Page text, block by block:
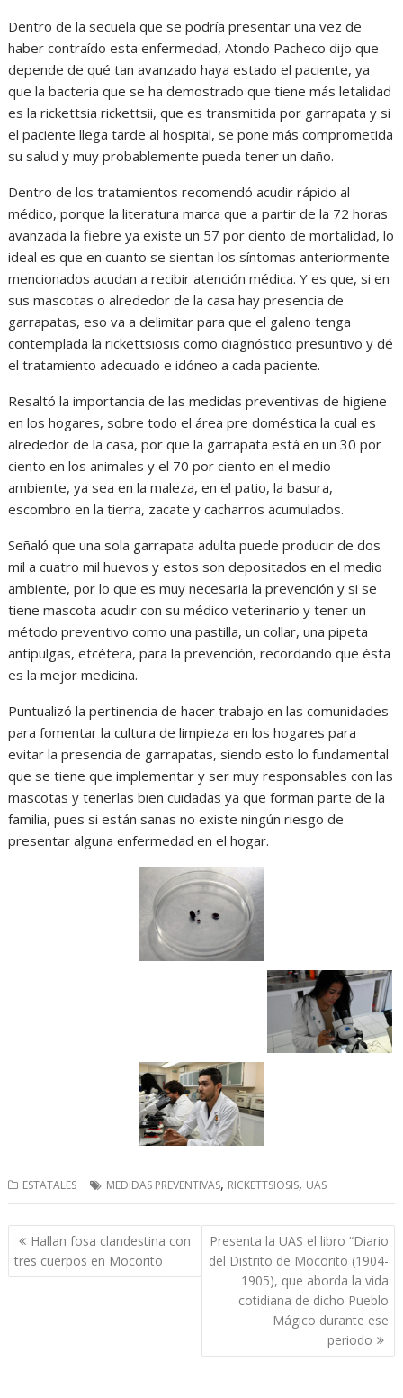
Dentro de la secuela que se podría presentar una vez de
haber contraído esta enfermedad, Atondo Pacheco dijo que
depende de qué tan avanzado haya estado el paciente, ya
que la bacteria que se ha demostrado que tiene más letalidad
es la rickettsia rickettsii, que es transmitida por garrapata y si
el paciente llega tarde al hospital, se pone más comprometida
su salud y muy probablemente pueda tener un daño.
Dentro de los tratamientos recomendó acudir rápido al
médico, porque la literatura marca que a partir de la 72 horas
avanzada la fiebre ya existe un 57 por ciento de mortalidad, lo
ideal es que en cuanto se sientan los síntomas anteriormente
mencionados acudan a recibir atención médica. Y es que, si en
sus mascotas o alrededor de la casa hay presencia de
garrapatas, eso va a delimitar para que el galeno tenga
contemplada la rickettsiosis como diagnóstico presuntivo y dé
el tratamiento adecuado e idóneo a cada paciente.
Resaltó la importancia de las medidas preventivas de higiene
en los hogares, sobre todo el área pre doméstica la cual es
alrededor de la casa, por que la garrapata está en un 30 por
ciento en los animales y el 70 por ciento en el medio
ambiente, ya sea en la maleza, en el patio, la basura,
escombro en la tierra, zacate y cacharros acumulados.
Señaló que una sola garrapata adulta puede producir de dos
mil a cuatro mil huevos y estos son depositados en el medio
ambiente, por lo que es muy necesaria la prevención y si se
tiene mascota acudir con su médico veterinario y tener un
método preventivo como una pastilla, un collar, una pipeta
antipulgas, etcétera, para la prevención, recordando que ésta
es la mejor medicina.
Puntualizó la pertinencia de hacer trabajo en las comunidades
para fomentar la cultura de limpieza en los hogares para
evitar la presencia de garrapatas, siendo esto lo fundamental
que se tiene que implementar y ser muy responsables con las
mascotas y tenerlas bien cuidadas ya que forman parte de la
familia, pues si están sanas no existe ningún riesgo de
presentar alguna enfermedad en el hogar.
ESTATALES MEDIDAS PREVENTIVAS, RICKETTSIOSIS, UAS
Navegación
de
entradas
Hallan fosa clandestina con
tres cuerpos en Mocorito
Presenta la UAS el libro “Diario
del Distrito de Mocorito (1904-
1905), que aborda la vida
cotidiana de dicho Pueblo
Mágico durante ese
periodo